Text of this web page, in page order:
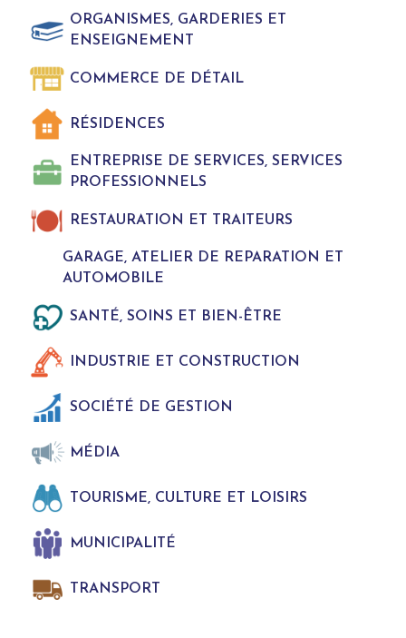
ORGANISMES, GARDERIES ET
ENSEIGNEMENT
COMMERCE DE DÉTAIL
RÉSIDENCES
ENTREPRISE DE SERVICES, SERVICES
PROFESSIONNELS
RESTAURATION ET TRAITEURS
GARAGE, ATELIER DE REPARATION ET
AUTOMOBILE
SANTÉ, SOINS ET BIEN-ÊTRE
INDUSTRIE ET CONSTRUCTION
SOCIÉTÉ DE GESTION
MÉDIA
TOURISME, CULTURE ET LOISIRS
MUNICIPALITÉ
TRANSPORT